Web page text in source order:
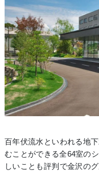
百年伏流水といわれる地
むことができる全64室の
しいことも評判で金沢の